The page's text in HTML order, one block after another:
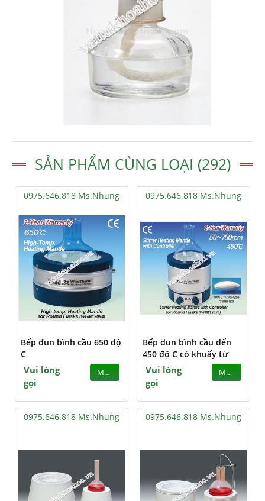
SẢN PHẨM CÙNG LOẠI (292)
0975.646.818 Ms.Nhung
Bếp đun bình cầu 650 độ
C
Vui lòng
gọi
MUA
0975.646.818 Ms.Nhung
Bếp đun bình cầu đến
450 độ C có khuấy từ
Vui lòng
gọi
MUA
0975.646.818 Ms.Nhung 0975.646.818 Ms.Nhung